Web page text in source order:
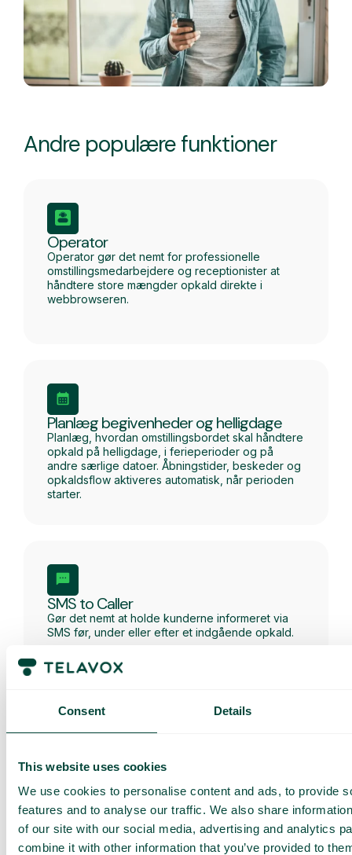
Consent Details
This website uses cookies
We use cookies to personalise content and ads, to provide
features and to analyse our traffic. We also share
of our site with our social media, advertising and analytics
combine it with other information that you’ve provided to
Andre populære funktioner
Operator
Operator gør det nemt for professionelle
omstillingsmedarbejdere og receptionister at
håndtere store mængder opkald direkte i
webbrowseren.
Planlæg begivenheder og helligdage
Planlæg, hvordan omstillingsbordet skal håndtere
opkald på helligdage, i ferieperioder og på
andre særlige datoer. Åbningstider, beskeder og
opkaldsflow aktiveres automatisk, når perioden
starter.
SMS to Caller
Gør det nemt at holde kunderne informeret via
SMS før, under eller efter et indgående opkald.
Få en
skræddersyet
demo og et
tilbud